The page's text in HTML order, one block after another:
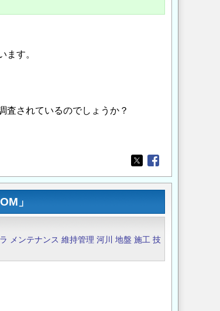
ます。
査されているのでしょうか？
Opens in a new
Opens in a new
」
メンテナンス 維持管理 河川 地盤 施工 技